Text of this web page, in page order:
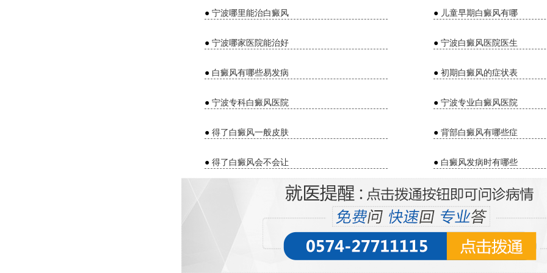
● 宁波哪里能治白癜风 ● 儿童早期白癜风有哪
● 宁波哪家医院能治好 ● 宁波白癜风医院医生
● 白癜风有哪些易发病 ● 初期白癜风的症状表
● 宁波专科白癜风医院 ● 宁波专业白癜风医院
● 得了白癜风一般皮肤 ● 背部白癜风有哪些症
● 得了白癜风会不会让 ● 白癜风发病时有哪些